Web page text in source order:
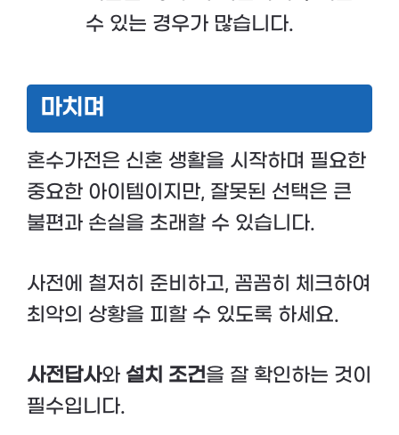
수 있는 경우가 많습니다.
마치며
혼수가전은 신혼 생활을 시작하며 필요한
중요한 아이템이지만, 잘못된 선택은 큰
불편과 손실을 초래할 수 있습니다.
사전에 철저히 준비하고, 꼼꼼히 체크하여
최악의 상황을 피할 수 있도록 하세요.
사전답사와 설치 조건을 잘 확인하는 것이
필수입니다.